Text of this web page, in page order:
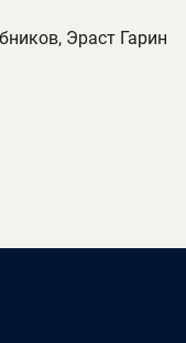
Эраст Гарин